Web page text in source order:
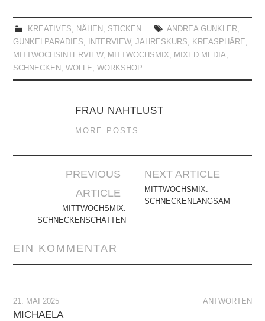
KREATIVES NÄHEN STICKEN ANDREA GUNKLER,
GUNKELPARADIES
INTERVIEW,JAHRESKURS KREASPHÄRE
MITTWOCHSINTERVIEW, MITTWOCHSMIX MIXED MEDIA
SCHNECKEN
,WOLLE ,WORKSHOP
FRAU NAHTLUST
MORE POSTS
Navigation
PREVIOUS
ARTICLE
MITTWOCHSMIX:
SCHNECKENSCHATTEN
NEXT ARTICLE
MITTWOCHSMIX:
SCHNECKENLANGSAM
EIN KOMMENTAR
ANTWORTEN
21. MAI 2025
MICHAELA